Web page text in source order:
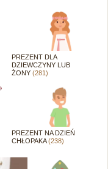
PREZENT DLA
DZIEWCZYNY LUB
ŻONY(281)
PREZENT NA DZIEŃ
CHŁOPAKA(238)